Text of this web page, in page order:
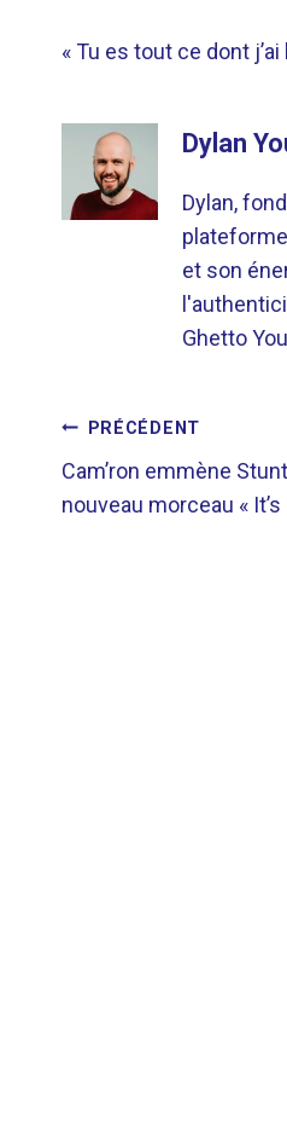
« Tu es tout ce dont
Dylan
Dylan,
et son
Ghetto
DE
PRÉCÉDENT
Cam’ron emmène
nouveau morceau «